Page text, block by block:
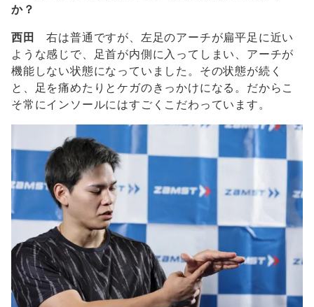
か？
西田右は普通ですが、左足のアーチが扁平足に近い
ような感じで、足首が内側に入ってしまい、アーチが
機能しない状態になっていました。その状態が続く
と、足を痛めたりとケガのきっかけになる。だからこ
そ常にインソールにはすごくこだわっています。